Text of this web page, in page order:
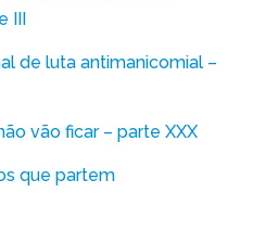
III
de luta antimanicomial –
vão ficar – parte XXX
que partem